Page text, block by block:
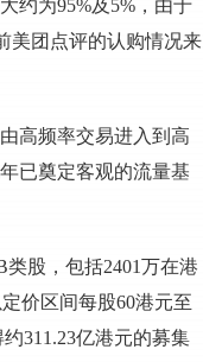
约为95%及5%，由于
美团点评的认购情况来
高频率交易进入到高
已奠定客观的流量基
股，包括2401万在港
价区间每股60港元至
311.23亿港元的募集